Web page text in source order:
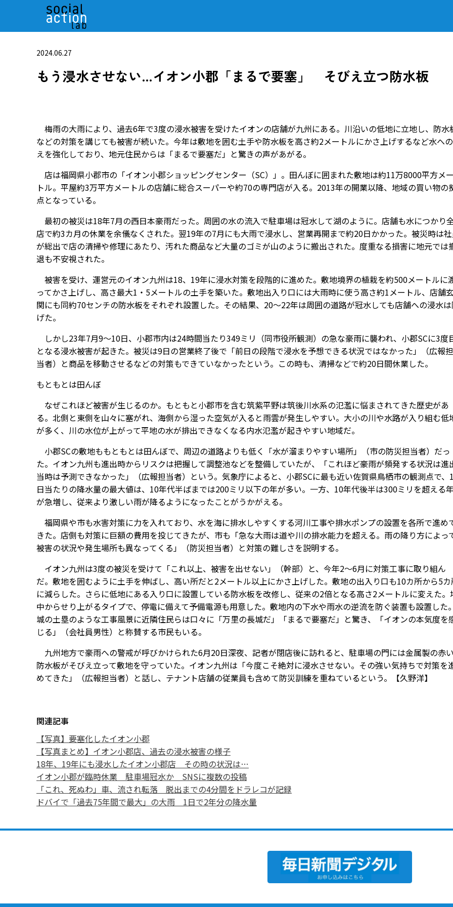
2024.06.27
もう浸水させない…イオン小郡「まるで要塞」 そびえ立つ防水板
梅雨の大雨により、過去6年で3度の浸水被害を受けたイオンの店舗が九州にある。川沿いの低地に立地し、防水
などの対策を講じても被害が続いた。今年は敷地を囲む土手や防水板を高さ約2メートルにかさ上げするなど水へ
えを強化しており、地元住民からは「まるで要塞だ」と驚きの声があがる。
店は福岡県小郡市の「イオン小郡ショッピングセンター（SC）」。田んぼに囲まれた敷地は約11万8000平方メー
トル。平屋約3万平方メートルの店舗に総合スーパーや約70の専門店が入る。2013年の開業以降、地域の買い物の
点となっている。
最初の被災は18年7月の西日本豪雨だった。周囲の水の流入で駐車場は冠水して湖のように。店舗も水につかり
店で約3カ月の休業を余儀なくされた。翌19年の7月にも大雨で浸水し、営業再開まで約20日かかった。被災時は
が総出で店の清掃や修理にあたり、汚れた商品など大量のゴミが山のように搬出された。度重なる損害に地元では
退も不安視された。
被害を受け、運営元のイオン九州は18、19年に浸水対策を段階的に進めた。敷地境界の植栽を約500メートルに
ってかさ上げし、高さ最大1・5メートルの土手を築いた。敷地出入り口には大雨時に使う高さ約1メートル、店舗玄
関にも同約70センチの防水板をそれぞれ設置した。その結果、20～22年は周囲の道路が冠水しても店舗への浸水
げた。
しかし23年7月9～10日、小郡市内は24時間当たり349ミリ（同市役所観測）の急な豪雨に襲われ、小郡SCに3度
となる浸水被害が起きた。被災は9日の営業終了後で「前日の段階で浸水を予想できる状況ではなかった」（広報担
当者）と商品を移動させるなどの対策もできていなかったという。この時も、清掃などで約20日間休業した。
もともとは田んぼ
なぜこれほど被害が生じるのか。もともと小郡市を含む筑紫平野は筑後川水系の氾濫に悩まされてきた歴史があ
る。北側と東側を山々に塞がれ、海側から湿った空気が入ると雨雲が発生しやすい。大小の川や水路が入り組む低
が多く、川の水位が上がって平地の水が排出できなくなる内水氾濫が起きやすい地域だ。
小郡SCの敷地ももともとは田んぼで、周辺の道路よりも低く「水が溜まりやすい場所」（市の防災担当者）だっ
た。イオン九州も進出時からリスクは把握して調整池などを整備していたが、「これほど豪雨が頻発する状況は進
当時は予測できなかった」（広報担当者）という。気象庁によると、小郡SCに最も近い佐賀県鳥栖市の観測点で、1
日当たりの降水量の最大値は、10年代半ばまでは200ミリ以下の年が多い。一方、10年代後半は300ミリを超える年
が急増し、従来より激しい雨が降るようになったことがうかがえる。
福岡県や市も水害対策に力を入れており、水を海に排水しやすくする河川工事や排水ポンプの設置を各所で進め
きた。店側も対策に巨額の費用を投じてきたが、市も「急な大雨は道や川の排水能力を超える。雨の降り方によっ
被害の状況や発生場所も異なってくる」（防災担当者）と対策の難しさを説明する。
イオン九州は3度の被災を受けて「これ以上、被害を出せない」（幹部）と、今年2～6月に対策工事に取り組ん
だ。敷地を囲むように土手を伸ばし、高い所だと2メートル以上にかさ上げした。敷地の出入り口も10カ所から5
に減らした。さらに低地にある入り口に設置している防水板を改修し、従来の2倍となる高さ2メートルに変えた。
中からせり上がるタイプで、停電に備えて予備電源も用意した。敷地内の下水や雨水の逆流を防ぐ装置も設置した。
城の土塁のような工事風景に近隣住民らは口々に「万里の長城だ」「まるで要塞だ」と驚き、「イオンの本気度を
じる」（会社員男性）と称賛する市民もいる。
九州地方で豪雨への警戒が呼びかけられた6月20日深夜、記者が閉店後に訪れると、駐車場の門には金属製の赤い
防水板がそびえ立って敷地を守っていた。イオン九州は「今度こそ絶対に浸水させない。その強い気持ちで対策を
めてきた」（広報担当者）と話し、テナント店舗の従業員も含めて防災訓練を重ねているという。【久野洋】
関連記事
【写真】要塞化したイオン小郡
【写真まとめ】イオン小郡店、過去の浸水被害の様子
18年、19年にも浸水したイオン小郡店 その時の状況は…
イオン小郡が臨時休業 駐車場冠水か SNSに複数の投稿
「これ、死ぬわ」車、流され転落 脱出までの4分間をドラレコが記録
ドバイで「過去75年間で最大」の大雨 1日で2年分の降水量